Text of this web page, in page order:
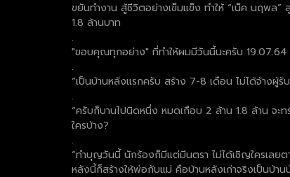
ขยันทำงาน สู้ชีวิตอย่างเข็มแข็ง ทำให้ “เน็ค นฤพล
1.8 ล้านบาท
.
"ขอบคุณทุกอย่าง" ที่ทำให้ผมมีวันนี้นะครับ
.
“เป็นบ้านหลังแรกครับ สร้าง 7-8 เดือน ไม่ได้จ้างผู้รั
.
“ครับก็บานไปนิดหนึ่ง หมดเกือบ 2 ล้าน 1.8 ล้าน จ
ใครบ้าง?
.
“ทำบุญวันนี้ นักร้องก็มีแต่มีนตรา ไม่ได้เชิญใครเล
หลังนี้ก็สร้างให้พ่อกับแม่ คือบ้านหลังเก่าจริงเป็นบ้าน